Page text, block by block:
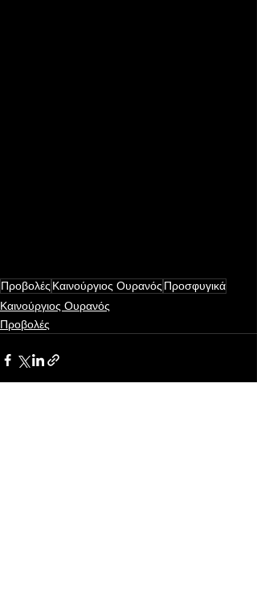
Προβολές Καινούργιος Ουρανός Προσφυγικά
Καινούργιος Ουρανός
Προβολές